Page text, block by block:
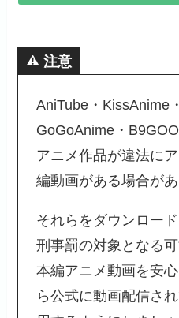
注意
AniTube・KissAnime
GoGoAnime・
アニメ作品が違法に
編動画がある場合があ
それらをダウンロー
刑事罰の対象となる
本編アニメ動画を安
ら公式に動画配信さ